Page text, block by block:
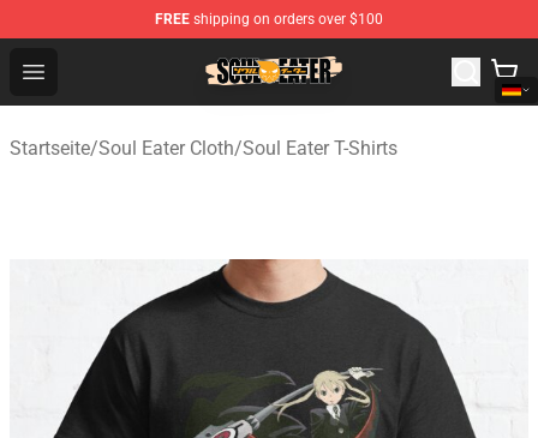
FREE shipping on orders over $100
Open menu
Soul Eater Store - Official Soul Eater Merchandise Shop
Startseite/Soul Eater Cloth/Soul Eater T-Shirts